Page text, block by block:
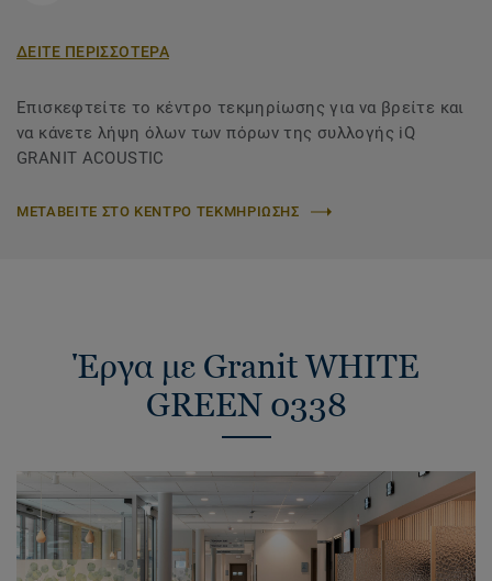
ΔΕΙΤΕ ΠΕΡΙΣΣΟΤΕΡΑ
Επισκεφτείτε το κέντρο τεκμηρίωσης για να βρείτε και
να κάνετε λήψη όλων των πόρων της συλλογής iQ
GRANIT ACOUSTIC
ΜΕΤΑΒΕΙΤΕ ΣΤΟ ΚΕΝΤΡΟ ΤΕΚΜΗΡΙΩΣΗΣ
Έργα με Granit WHITE
GREEN 0338